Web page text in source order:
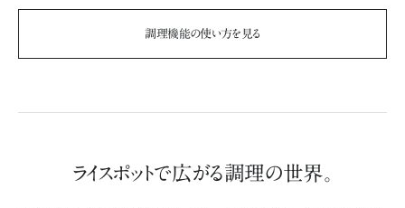
調理機能の使い方を見る
ライスポットで広がる調理の世界。